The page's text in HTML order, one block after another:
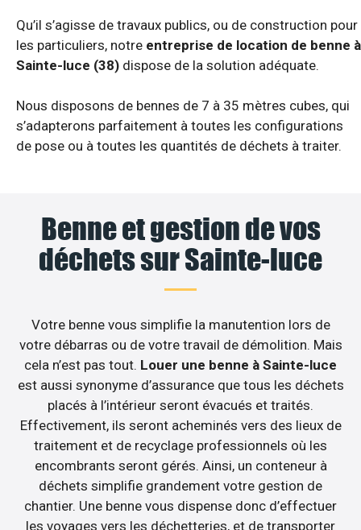
Qu’il s’agisse de travaux publics, ou de construction pour
les particuliers, notre entreprise de location de benne à
Sainte-luce (38) dispose de la solution adéquate.
Nous disposons de bennes de 7 à 35 mètres cubes, qui
s’adapterons parfaitement à toutes les configurations
de pose ou à toutes les quantités de déchets à traiter.
Benne et gestion de vos
déchets sur Sainte-luce
Votre benne vous simplifie la manutention lors de
votre débarras ou de votre travail de démolition. Mais
cela n’est pas tout. Louer une benne à Sainte-luce
est aussi synonyme d’assurance que tous les déchets
placés à l’intérieur seront évacués et traités.
Effectivement, ils seront acheminés vers des lieux de
traitement et de recyclage professionnels où les
encombrants seront gérés. Ainsi, un conteneur à
déchets simplifie grandement votre gestion de
chantier. Une benne vous dispense donc d’effectuer
les voyages vers les déchetteries, et de transporter